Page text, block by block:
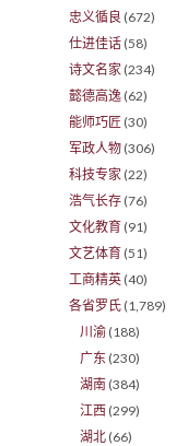
忠义循良 (672)
仕进佳话 (58)
诗文名家 (234)
懿德高逸 (62)
能师巧匠 (30)
军政人物 (306)
科技专家 (22)
浩气长存 (76)
文化教育 (91)
文艺体育 (51)
工商精英 (40)
各省罗氏 (1,789)
川渝 (188)
广东 (230)
湖南 (384)
江西 (299)
湖北 (66)